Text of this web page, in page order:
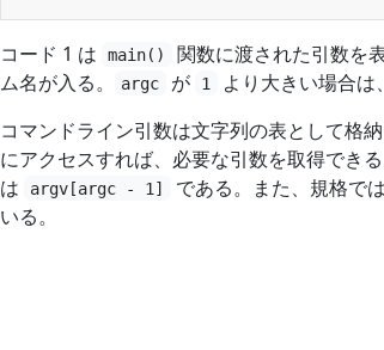
コード 1 は main() 関数に渡された引数を表
ム名が入る。
argc が 1
より大きい場合は
コマンドライン引数は文字列の表として格納
にアクセスすれば、必要な引数を取得でき
は
argv[argc - 1] である。また、規格では
いる。